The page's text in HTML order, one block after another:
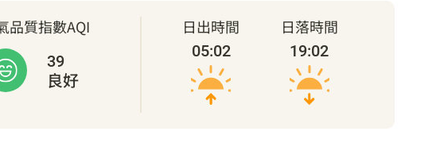
品質指數AQI
39
良好
日出時間
05:02
日落時間
19:02